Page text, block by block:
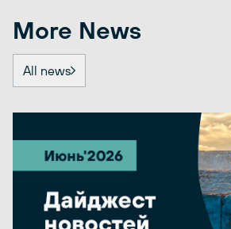
More News
All news